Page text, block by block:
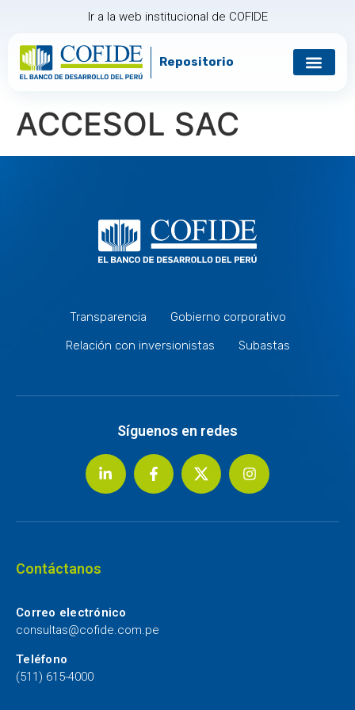
Ir a la web institucional de COFIDE
Repositorio
ACCESOL SAC
Transparencia
Gobierno corporativo
Relación con inversionistas
Subastas
Síguenos en redes
Contáctanos
Correo electrónico
consultas@cofide.com.pe
Teléfono
(511) 615-4000